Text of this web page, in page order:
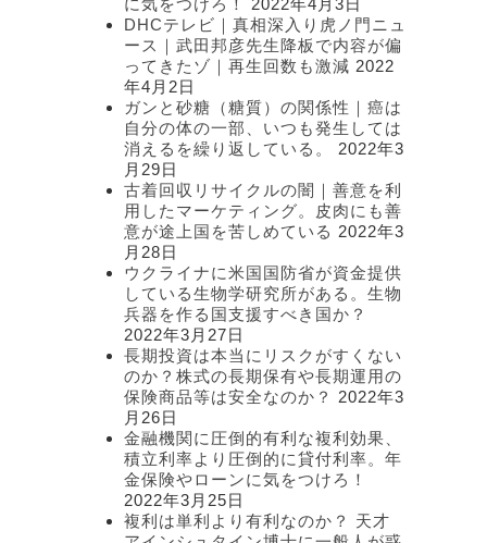
DHCテレビ｜真相深入り虎ノ門ニュ
ース｜武田邦彦先生降板で内容が偏
ってきたゾ｜再生回数も激減 2022
年4月2日
ガンと砂糖（糖質）の関係性｜癌は
自分の体の一部、いつも発生しては
消えるを繰り返している。
2022年3
月29日
古着回収リサイクルの闇｜善意を利
用したマーケティング。皮肉にも善
意が途上国を苦しめている 2022年3
月28日
ウクライナに米国国防省が資金提供
している生物学研究所がある。生物
兵器を作る国支援すべき国か？
2022年3月27日
長期投資は本当にリスクがすくない
のか？株式の長期保有や長期運用の
保険商品等は安全なのか？
2022年3
月26日
金融機関に圧倒的有利な複利効果、
積立利率より圧倒的に貸付利率。年
金保険やローンに気をつけろ！
2022年3月25日
複利は単利より有利なのか？ 天才